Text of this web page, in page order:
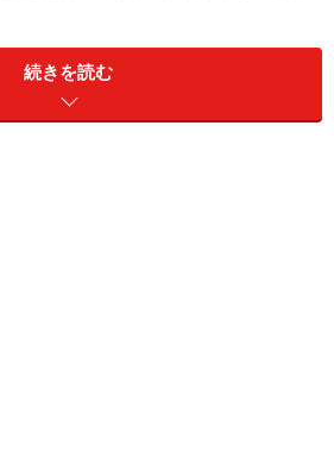
、「朝、子どもを起こすこと」
時間までに子どもを自宅から出発
がないか確認すること」などで
続きを読む